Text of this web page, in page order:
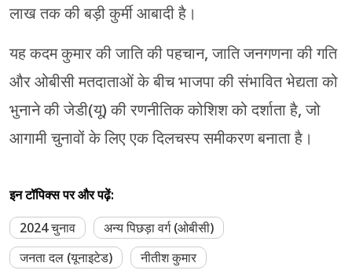
लाख तक की बड़ी कुर्मी आबादी है।
यह कदम कुमार की जाति की पहचान, जाति जनगणना की गति
और ओबीसी मतदाताओं के बीच भाजपा की संभावित भेद्यता को
भुनाने की जेडी(यू) की रणनीतिक कोशिश को दर्शाता है, जो
आगामी चुनावों के लिए एक दिलचस्प समीकरण बनाता है।
इन टॉपिक्स पर और पढ़ें:
2024 चुनाव
अन्य पिछड़ा वर्ग (ओबीसी)
जनता दल (यूनाइटेड)
नीतीश कुमार